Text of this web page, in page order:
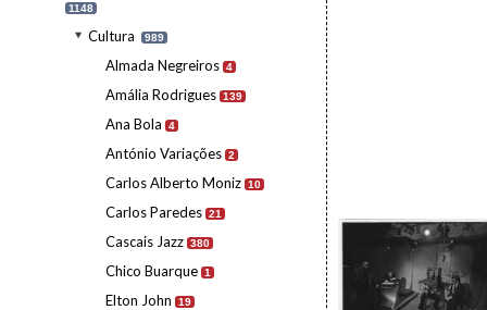
1148
Cultura 989
Almada Negreiros 4
Amália Rodrigues 139
Ana Bola 4
António Variações 2
Carlos Alberto Moniz 10
Carlos Paredes 21
Cascais Jazz 380
Chico Buarque 1
Elton John 19